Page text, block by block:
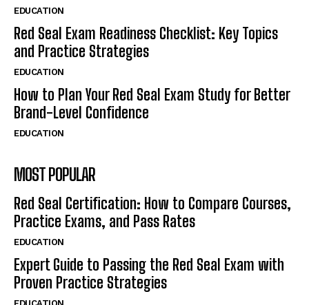
EDUCATION
Red Seal Exam Readiness Checklist: Key Topics
and Practice Strategies
EDUCATION
How to Plan Your Red Seal Exam Study for Better
Brand-Level Confidence
EDUCATION
MOST POPULAR
Red Seal Certification: How to Compare Courses,
Practice Exams, and Pass Rates
EDUCATION
Expert Guide to Passing the Red Seal Exam with
Proven Practice Strategies